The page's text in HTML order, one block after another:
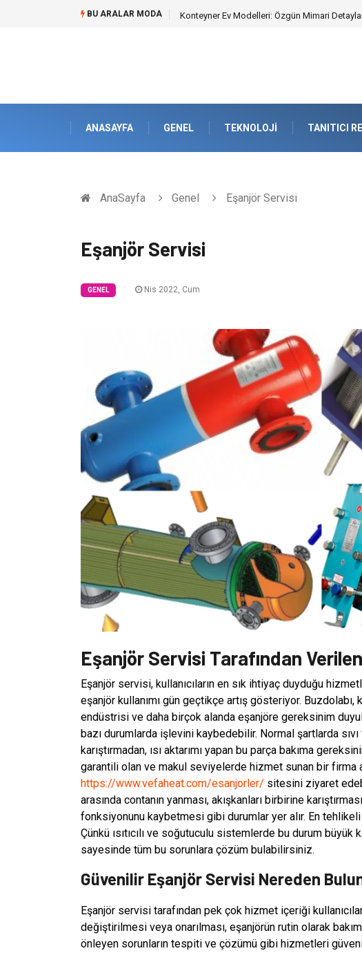
BU ARALAR MODA Konteyner Ev Modelleri: Özgün Mimari
ANASAYFA GENEL TEKNOLOJI TANITICI
AnaSayfa Genel Eşanjör Servisi
Eşanjör Servisi
GENEL Nis 2022, Cum
Eşanjör Servisi Tarafından
Eşanjör servisi, kullanıcıların en sık ihtiyaç duyduğu
eşanjör kullanımı gün geçtikçe artış gösteriyor.
endüstrisi ve daha birçok alanda eşanjöre gereksinim
bazı durumlarda işlevini kaybedebilir. Normal şartlarda
karıştırmadan, ısı aktarımı yapan bu parça bakıma
garantili olan ve makul seviyelerde hizmet sunan bir firma
https://www.vefaheat.com/esanjorler/ sitesini ziyaret
arasında contanın yanması, akışkanları birbirine
fonksiyonunu kaybetmesi gibi durumlar yer alır. En tehlikeli
Çünkü ısıtıcılı ve soğutuculu sistemlerde bu durum
sayesinde tüm bu sorunlara çözüm bulabilirsiniz.
Güvenilir Eşanjör Servisi Nereden
Eşanjör servisi tarafından pek çok hizmet içeriği
değiştirilmesi veya onarılması, eşanjörün rutin olarak
önleyen sorunların tespiti ve çözümü gibi hizmetleri